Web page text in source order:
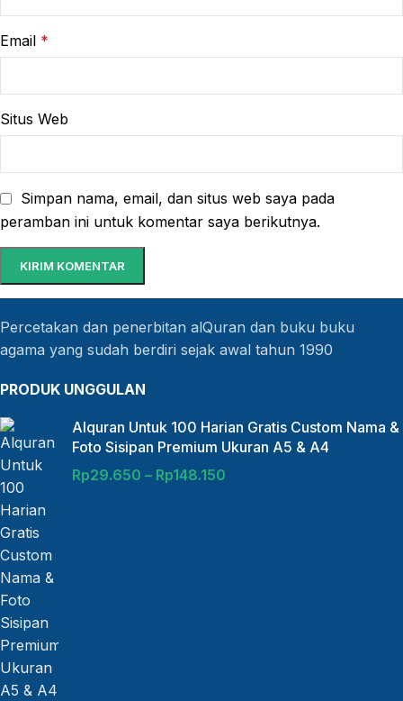
Email *
Situs Web
Simpan nama, email, dan situs web saya pada
peramban ini untuk komentar saya berikutnya.
Percetakan dan penerbitan alQuran dan buku buku
agama yang sudah berdiri sejak awal tahun 1990
PRODUK UNGGULAN
Alquran Untuk 100 Harian Gratis Custom Nama &
Foto Sisipan Premium Ukuran A5 & A4
Rp29.650 – Rp148.150